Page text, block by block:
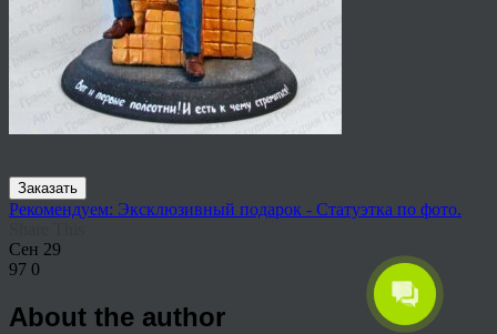
Заказать
Рекомендуем: Эксклюзивный подарок - Статуэтка по фото.
Сен 29
97 0
About the author